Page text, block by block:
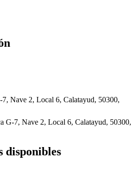
Nave 2, Local 6, Calatayud, 50300,
G-7, Nave 2, Local 6, Calatayud, 50300,
disponibles